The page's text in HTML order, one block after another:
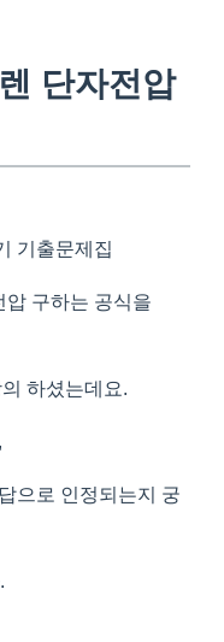
단자전압
기출문제집
구하는 공식을
하셨는데요.
으로 인정되는지 궁